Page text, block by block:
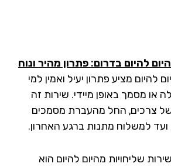
בדרום: פתרון מהיר ונוח
מציע פתרון יעיל ואמין למי
באופן מיידי. שירות זה
החל מהעברת מסמכים
מתנות ברגע האחרון.
מהיום להיום הוא